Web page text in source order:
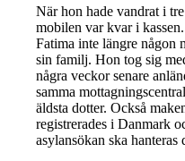
När hon hade vandrat i
mobilen var kvar i
Fatima inte längre någon
sin familj. Hon tog sig
några veckor senare
samma
äldsta dotter. Också
registrerades i Danmark
asylansökan ska hanteras